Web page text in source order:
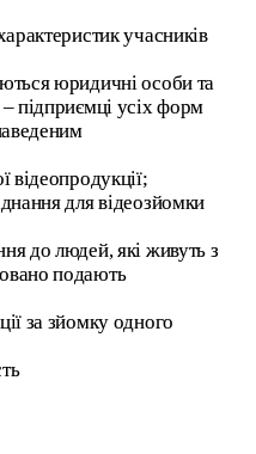
учасників
юридичні особи та
підприємці усіх форм
відеопродукції;
для відеозйомки
до людей, які живуть з
подають
за зйомку одного